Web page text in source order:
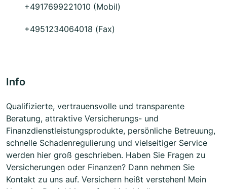
+4917699221010 (Mobil)
+4951234064018 (Fax)
Info
Qualifizierte, vertrauensvolle und transparente
Beratung, attraktive Versicherungs- und
Finanzdienstleistungsprodukte, persönliche Betreuung,
schnelle Schadenregulierung und vielseitiger Service
werden hier groß geschrieben. Haben Sie Fragen zu
Versicherungen oder Finanzen? Dann nehmen Sie
Kontakt zu uns auf. Versichern heißt verstehen! Mein